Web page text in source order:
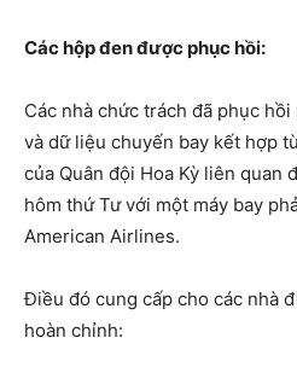
Các hộp đen được phục hồi:
Các nhà chức trách đã phục
và dữ liệu chuyến bay kết hợp
của Quân đội Hoa Kỳ liên quan
hôm thứ Tư với một máy bay
American Airlines.
Điều đó cung cấp cho các nhà
hoàn chỉnh: